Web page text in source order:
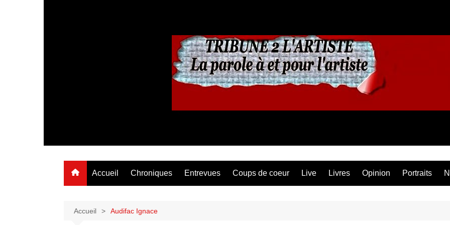
Accueil Chroniques Entrevues Coups de coeur Live Livres Opinion Portraits
Accueil Audifac Ignace